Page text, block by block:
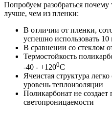
Попробуем разобраться почему
лучше, чем из пленки:
В отличии от пленки,
успешно использовать 10
В сравнении со стеклом
Термостойкость
-40 - +1200С
Ячеистая структура
уровень теплоизоляции
Поликарбонат не создает
светопроницаемости